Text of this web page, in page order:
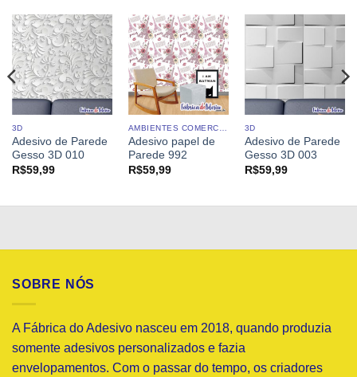
3D
Adesivo de Parede
Gesso 3D 010
R$59,99
Adesivo papel de
Parede 992
R$59,99
3D
Adesivo de Parede
Gesso 3D 003
R$59,99
SOBRE NÓS
A Fábrica do Adesivo nasceu em 2018, quando produzia
somente adesivos personalizados e fazia
envelopamentos. Com o passar do tempo, os criadores